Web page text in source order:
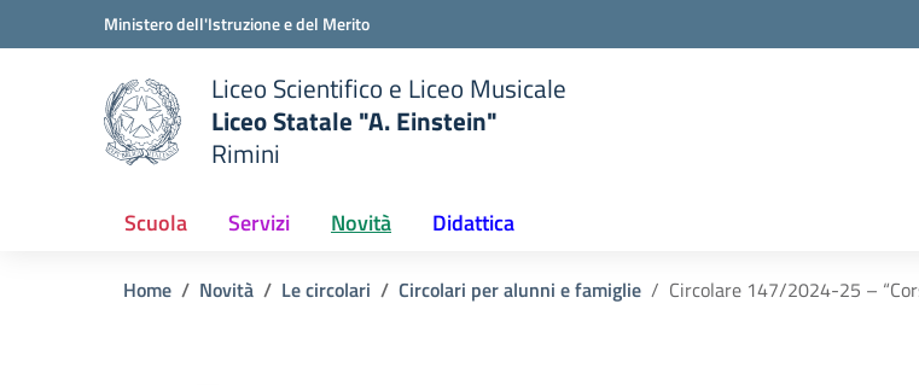
Vai ai contenuti
Vai al menu di navigazioneMinistero dell'Istruzione e del Merito
scuola
Liceo Scientifico e Liceo Musicale
Liceo Statale "A. Einstein"
Rimini
Scuola Servizi Novità Didattica
Home Novità Le circolari Circolari per alunni e famiglie Circolare 147/2024-25 –